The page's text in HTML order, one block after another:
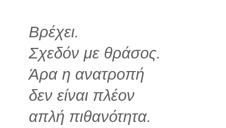
Βρέχει.
Σχεδόν με θράσος.
Άρα η ανατροπή
δεν είναι πλέον
απλή πιθανότητα.